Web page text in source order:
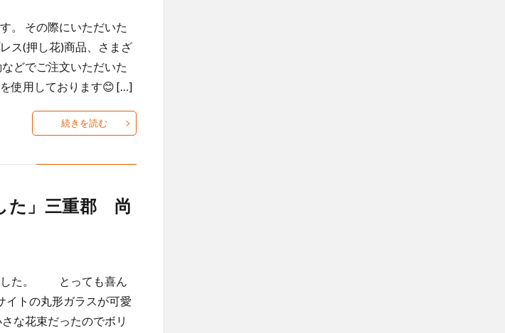
。 その際にいただいた
ス(押し花)商品、さまざ
どでご注文いただいた
使用しております😊 […]
続きを読む
た」三重郡 尚
した。 とっても喜ん
イトの丸形ガラスが可愛
な花束だったのでボリ